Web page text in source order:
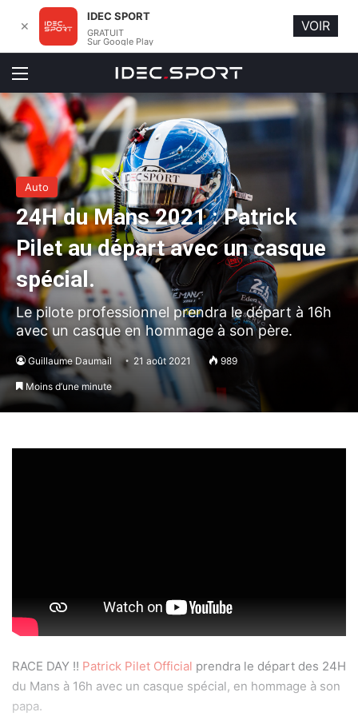
Menu
Auto
24H du Mans 2021 : Patrick
Pilet au départ avec un casque
spécial.
Le pilote professionnel prendra le départ à 16h
avec un casque en hommage à son père.
Guillaume Daumail 21 août 2021 989
Moins d’une minute
RACE DAY !! Patrick Pilet Official prendra le départ des 24H
du Mans à 16h avec un casque spécial, en hommage à son
papa.
✕
IDEC SPORT
GRATUIT
Sur Google Play
VOIR